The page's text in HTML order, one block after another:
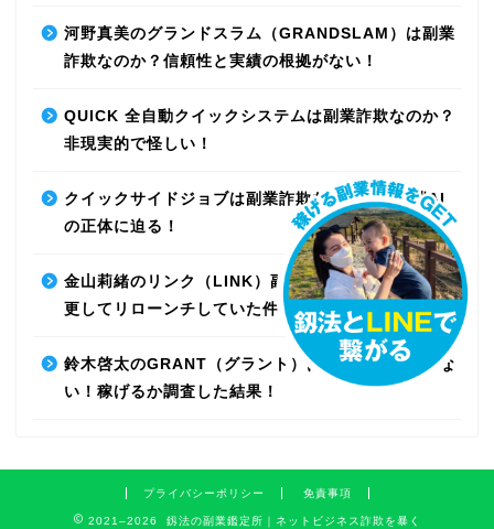
河野真美のグランドスラム（GRANDSLAM）は副業
詐欺なのか？信頼性と実績の根拠がない！
QUICK 全自動クイックシステムは副業詐欺なのか？
非現実的で怪しい！
クイックサイドジョブは副業詐欺なのか？最先端AI
の正体に迫る！
金山莉緒のリンク（LINK）副業詐欺！運営会社を変
更してリローンチしていた件！【再編集】
鈴木啓太のGRANT（グラント）は副業詐欺で稼げな
い！稼げるか調査した結果！
プライバシーポリシー 免責事項
2021–2026 釼法の副業鑑定所｜ネットビジネス詐欺を暴く